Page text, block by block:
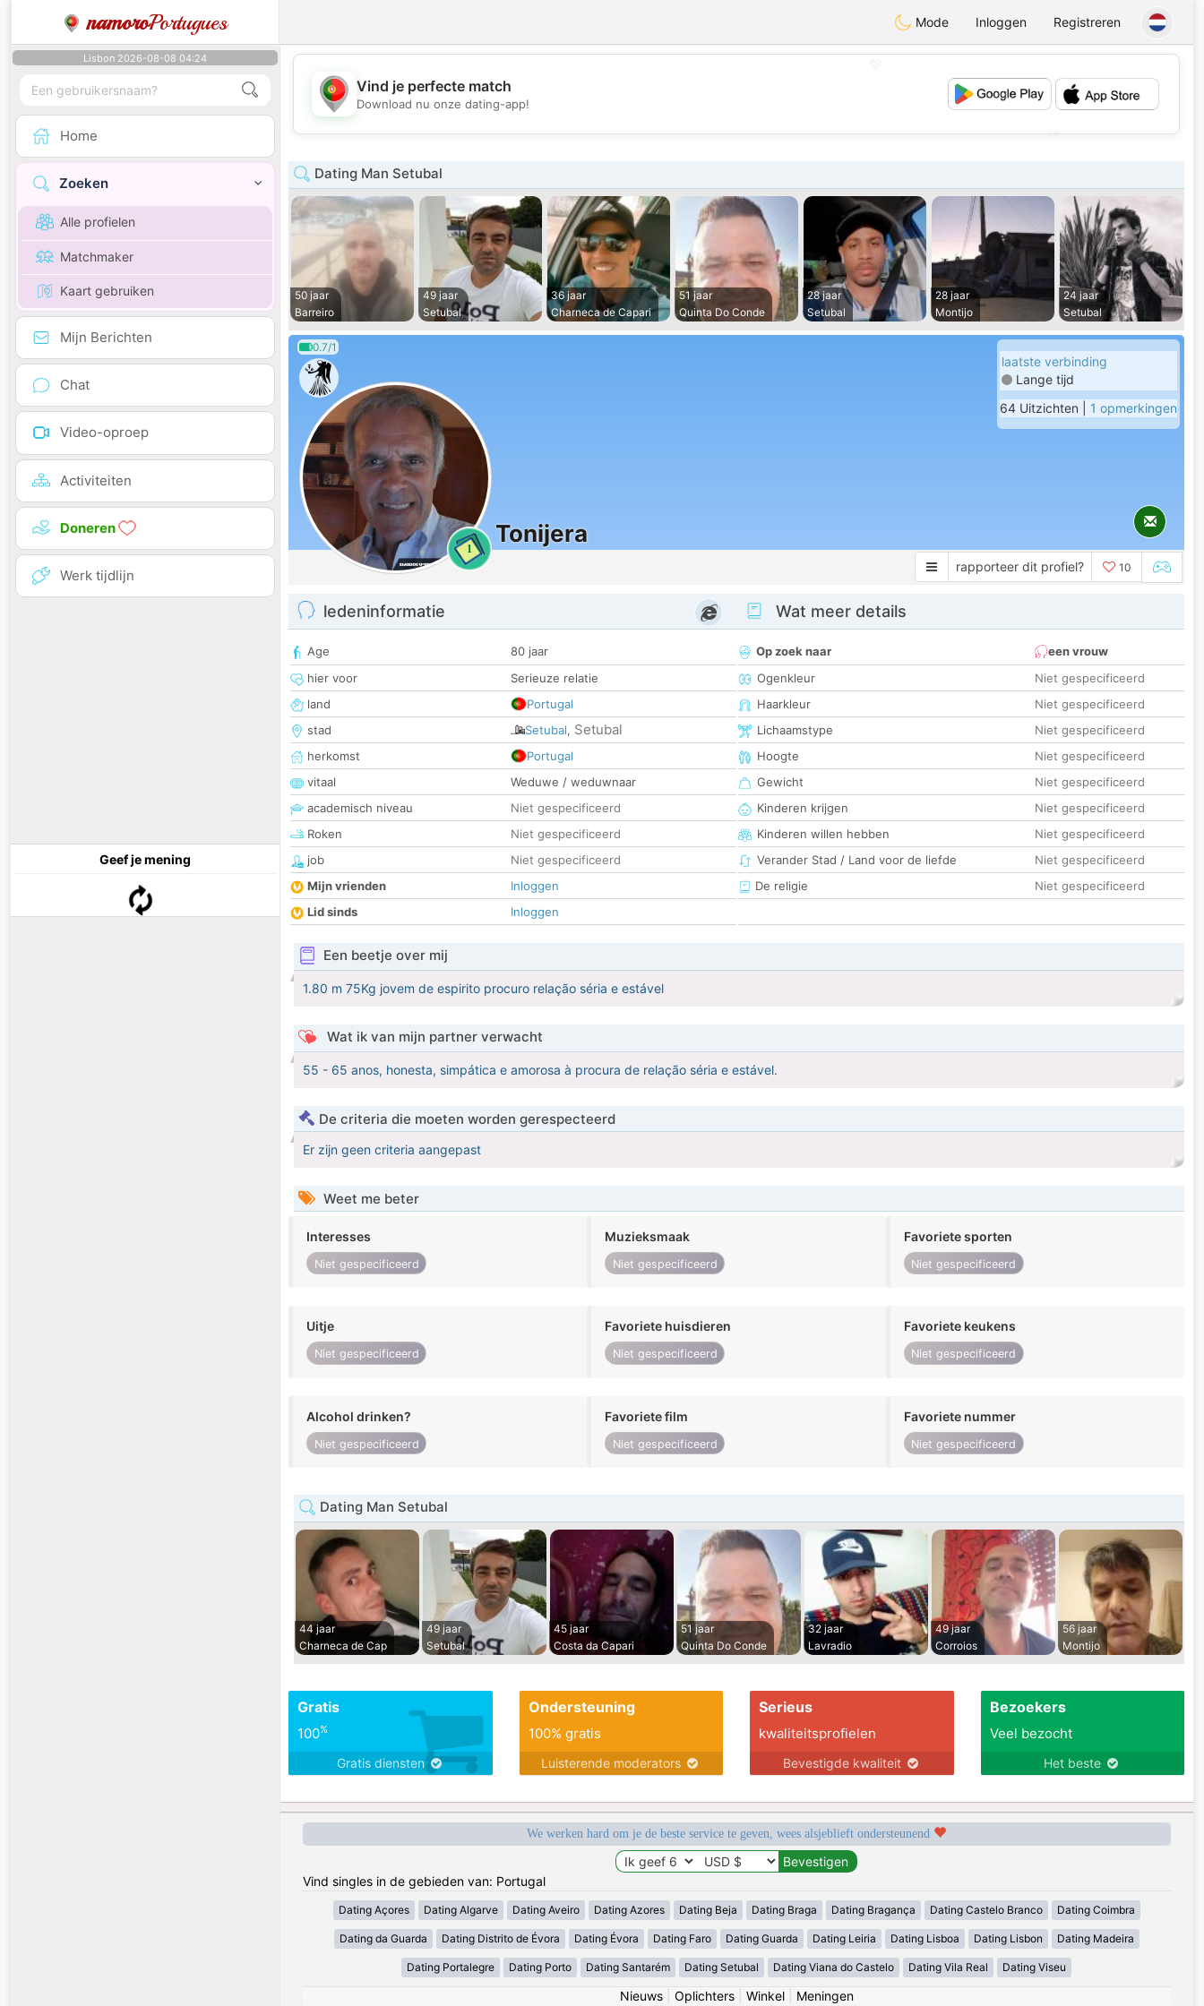
namoroPortugues Mode Inloggen Registreren
Lisbon 2026-08-08 04:24
Home
Zoeken
Alle profielen
Matchmaker
Kaart gebruiken
Mijn Berichten
Chat
Video-oproep
Activiteiten
Doneren
Werk tijdlijn
Geef je mening
💖
💕
Vind je perfecte match
Download nu onze dating-app!
Dating Man Setubal
50 jaar
Barreiro
49 jaar
Setubal
36 jaar
Charneca de Capari
51 jaar
Quinta Do Conde
28 jaar
Setubal
28 jaar
Montijo
24 jaar
Setubal
0.7/1
1
Tonijera
laatste verbinding
Lange tijd
64 Uitzichten | 1 opmerkingen
rapporteer dit profiel? 10
ledeninformatie
Age
80 jaar
hier voor
Serieuze relatie
land
Portugal
stad
Setubal, Setubal
herkomst
Portugal
vitaal
Weduwe / weduwnaar
academisch niveau
Niet gespecificeerd
Roken
Niet gespecificeerd
job
Niet gespecificeerd
Mijn vrienden
Inloggen
Lid sinds
Inloggen
Wat meer details
Op zoek naar
een vrouw
Ogenkleur
Niet gespecificeerd
Haarkleur
Niet gespecificeerd
Lichaamstype
Niet gespecificeerd
Hoogte
Niet gespecificeerd
Gewicht
Niet gespecificeerd
Kinderen krijgen
Niet gespecificeerd
Kinderen willen hebben
Niet gespecificeerd
Verander Stad / Land voor de liefde
Niet gespecificeerd
De religie
Niet gespecificeerd
Een beetje over mij
1.80 m 75Kg jovem de espirito procuro relação séria e estável
Wat ik van mijn partner verwacht
55 - 65 anos, honesta, simpática e amorosa à procura de relação séria e estável.
De criteria die moeten worden gerespecteerd
Er zijn geen criteria aangepast
Weet me beter
Interesses
Niet gespecificeerd
Muzieksmaak
Niet gespecificeerd
Favoriete sporten
Niet gespecificeerd
Uitje
Niet gespecificeerd
Favoriete huisdieren
Niet gespecificeerd
Favoriete keukens
Niet gespecificeerd
Alcohol drinken?
Niet gespecificeerd
Favoriete film
Niet gespecificeerd
Favoriete nummer
Niet gespecificeerd
Dating Man Setubal
44 jaar
Charneca de Cap
49 jaar
Setubal
45 jaar
Costa da Capari
51 jaar
Quinta Do Conde
32 jaar
Lavradio
49 jaar
Corroios
56 jaar
Montijo
Gratis
100%
Gratis diensten
Ondersteuning
100% gratis
Luisterende moderators
Serieus
kwaliteitsprofielen
Bevestigde kwaliteit
Bezoekers
Veel bezocht
Het beste
We werken hard om je de beste service te geven, wees alsjeblieft ondersteunend
Vind singles in de gebieden van: Portugal
Dating Açores Dating Algarve Dating Aveiro Dating Azores Dating Beja Dating Braga Dating Bragança Dating Castelo Branco Dating Coimbra
Dating da Guarda Dating Distrito de Évora Dating Évora Dating Faro Dating Guarda Dating Leiria Dating Lisboa Dating Lisbon Dating Madeira
Dating Portalegre Dating Porto Dating Santarém Dating Setubal Dating Viana do Castelo Dating Vila Real Dating Viseu
Nieuws| Oplichters| Winkel| Meningen